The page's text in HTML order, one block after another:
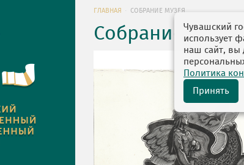
ГЛАВНАЯ СОБРАНИЕ МУЗЕЯ
Собрание музея
Чувашский
использует
наш сайт, вы
Политика
Принять